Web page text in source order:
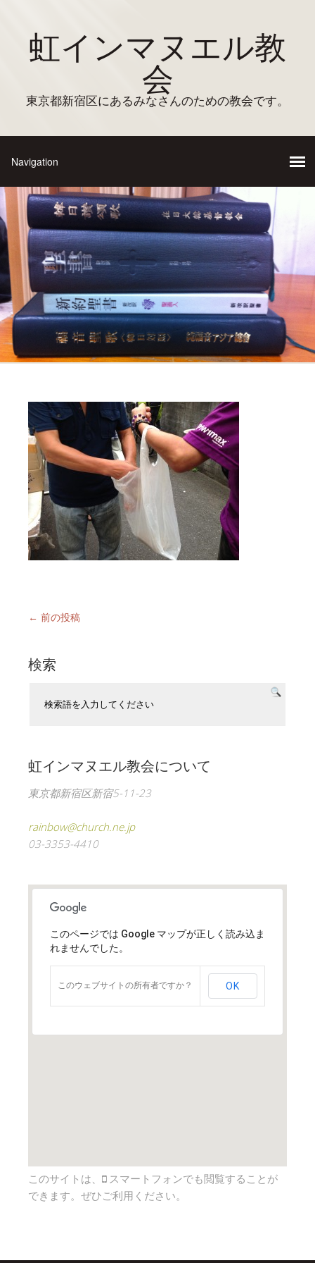
虹インマヌエル教
会
東京都新宿区にあるみなさんのための教会です。
← 前の投稿
検索
虹インマヌエル教会について
東京都新宿区新宿5-11-23
rainbow@church.ne.jp
03-3353-4410
このページでは Google マップが正しく読み込ま
れませんでした。
このウェブサイトの所有者ですか？ OK
このサイトは、
スマートフォンでも閲覧することが
できます。ぜひご利用ください。